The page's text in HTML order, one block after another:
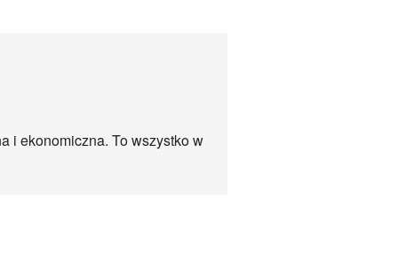
i ekonomiczna. To wszystko w